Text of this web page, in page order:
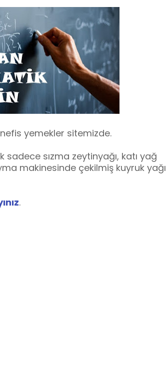
yemekler sitemizde.
sadece sızma zeytinyağı, katı yağ
makinesinde çekilmiş kuyruk yağı
.